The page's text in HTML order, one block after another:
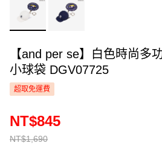
【and per se】白色時尚多
小球袋 DGV07725
超取免運費
NT$1,690
NT$845